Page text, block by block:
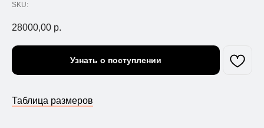
SKU:
28000,00 р.
Узнать о поступлении
Таблица размеров